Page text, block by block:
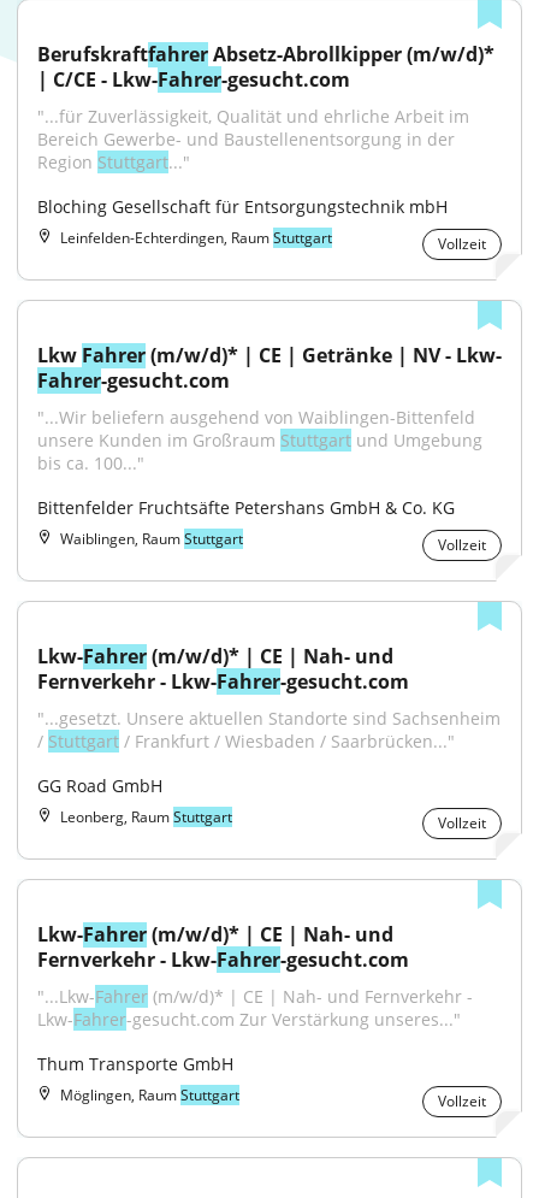
Berufskraftfahrer Absetz-Abrollkipper (m/w/d)*
| C/CE - Lkw-Fahrer-gesucht.com
"...für Zuverlässigkeit, Qualität und ehrliche Arbeit im
Bereich Gewerbe- und Baustellenentsorgung in der
Region Stuttgart..."
Bloching Gesellschaft für Entsorgungstechnik mbH
Leinfelden-Echterdingen, RaumStuttgart Vollzeit
Lkw Fahrer (m/w/d)* | CE | Getränke | NV - Lkw-
Fahrer-gesucht.com
"...Wir beliefern ausgehend von Waiblingen-Bittenfeld
unsere Kunden im Großraum Stuttgart und Umgebung
bis ca. 100..."
Bittenfelder Fruchtsäfte Petershans GmbH & Co. KG
Waiblingen, RaumStuttgart Vollzeit
Lkw-Fahrer (m/w/d)* | CE | Nah- und
Fernverkehr - Lkw-Fahrer-gesucht.com
"...gesetzt. Unsere aktuellen Standorte sind Sachsenheim
/ Stuttgart / Frankfurt / Wiesbaden / Saarbrücken..."
GG Road GmbH
Leonberg, RaumStuttgart Vollzeit
Lkw-Fahrer (m/w/d)* | CE | Nah- und
Fernverkehr - Lkw-Fahrer-gesucht.com
"...Lkw-Fahrer (m/w/d)* | CE | Nah- und Fernverkehr -
Lkw-Fahrer-gesucht.com Zur Verstärkung unseres..."
Thum Transporte GmbH
Möglingen, RaumStuttgart Vollzeit